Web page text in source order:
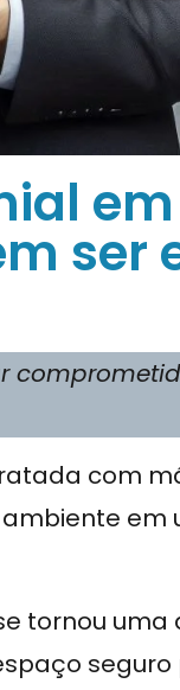
em
ser
com
em
tornou uma
seguro